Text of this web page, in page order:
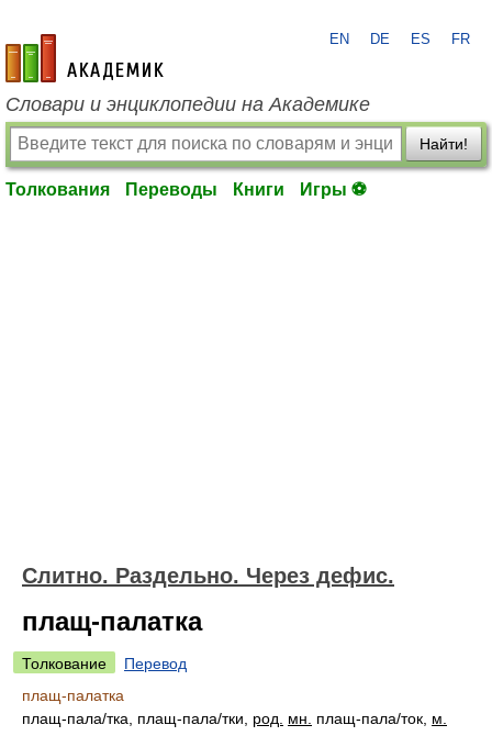
academic.ru
EN DE ES FR
Словари и энциклопедии на Академике
Найти!
Толкования Переводы Книги Игры ⚽
Слитно. Раздельно. Через дефис.
плащ-палатка
Толкование
Перевод
плащ-палатка
плащ-пала/тка, плащ-пала/тки, род. мн. плащ-пала/ток, м.